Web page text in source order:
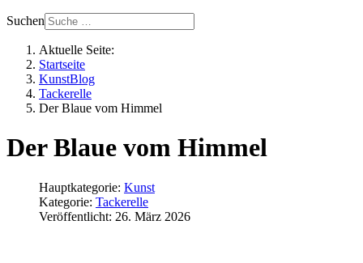
Suchen
Aktuelle Seite:
Startseite
KunstBlog
Tackerelle
Der Blaue vom Himmel
Der Blaue vom Himmel
Hauptkategorie: Kunst
Kategorie: Tackerelle
Veröffentlicht: 26. März 2026